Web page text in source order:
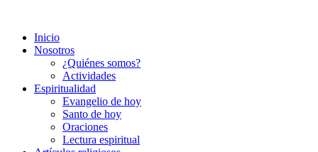
Inicio
Nosotros
¿Quiénes somos?
Actividades
Espiritualidad
Evangelio de hoy
Santo de hoy
Oraciones
Lectura espiritual